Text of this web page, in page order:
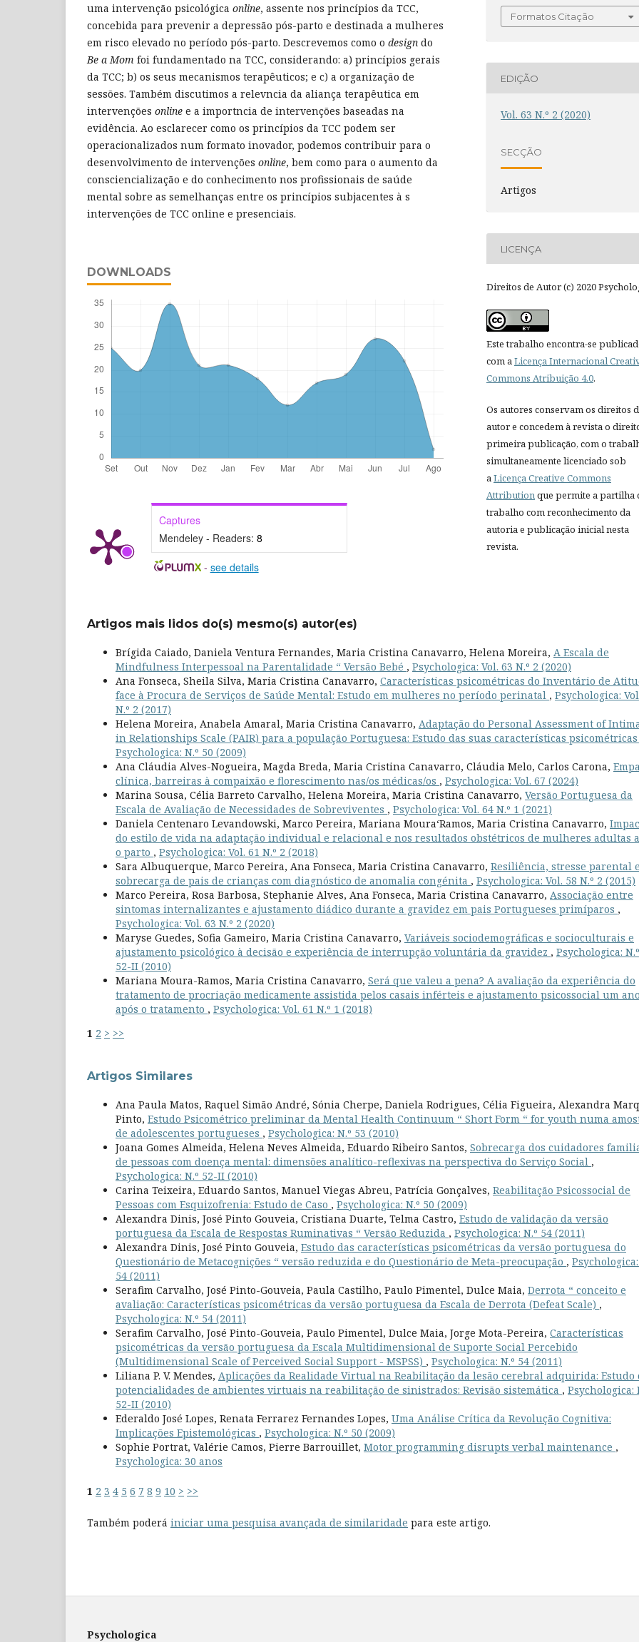
uma intervenção psicológica online, assente nos princípios da TCC,
concebida para prevenir a depressão pós-parto e destinada a mulheres
em risco elevado no período pós-parto. Descrevemos como o design do
Be a Mom foi fundamentado na TCC, considerando: a) princípios gerais
da TCC; b) os seus mecanismos terapêuticos; e c) a organização de
sessões. Também discutimos a relevncia da aliança terapêutica em
intervenções online e a importncia de intervenções baseadas na
evidência. Ao esclarecer como os princípios da TCC podem ser
operacionalizados num formato inovador, podemos contribuir para o
desenvolvimento de intervenções online, bem como para o aumento da
consciencialização e do conhecimento nos profissionais de saúde
mental sobre as semelhanças entre os princípios subjacentes à s
intervenções de TCC online e presenciais.
DOWNLOADS
Captures
Mendeley - Readers: 8
- see details
Formatos Citação
EDIÇÃO
Vol. 63 N.º 2 (2020)
SECÇÃO
Artigos
LICENÇA
Direitos de Autor (c) 2020
Este trabalho encontra-se
com aLicença Internacional
Commons Atribuição 4.0.
Os autores conservam os direitos
autor e concedem à revista o
primeira publicação, com o
simultaneamente licenciado sob
aLicença Creative Commons
Attributionque permite a partilha
trabalho com reconhecimento da
autoria e publicação inicial nesta
revista.
Artigos mais lidos do(s) mesmo(s) autor(es)
Brígida Caiado, Daniela Ventura Fernandes, Maria Cristina Canavarro, Helena Moreira, A Escala de
Mindfulness Interpessoal na Parentalidade “ Versão Bebé , Psychologica: Vol. 63 N.º 2 (2020)
Ana Fonseca, Sheila Silva, Maria Cristina Canavarro, Características psicométricas do Inventário de
face à Procura de Serviços de Saúde Mental: Estudo em mulheres no período perinatal , Psychologica:
N.º 2 (2017)
Helena Moreira, Anabela Amaral, Maria Cristina Canavarro, Adaptação do Personal Assessment of
in Relationships Scale (PAIR) para a população Portuguesa: Estudo das suas características psicométricas
Psychologica: N.º 50 (2009)
Ana Cláudia Alves-Nogueira, Magda Breda, Maria Cristina Canavarro, Cláudia Melo, Carlos Carona,
clínica, barreiras à compaixão e florescimento nas/os médicas/os , Psychologica: Vol. 67 (2024)
Marina Sousa, Célia Barreto Carvalho, Helena Moreira, Maria Cristina Canavarro, Versão Portuguesa da
Escala de Avaliação de Necessidades de Sobreviventes , Psychologica: Vol. 64 N.º 1 (2021)
Daniela Centenaro Levandowski, Marco Pereira, Mariana Moura­‘Ramos, Maria Cristina Canavarro,
do estilo de vida na adaptação individual e relacional e nos resultados obstétricos de mulheres adultas
o parto , Psychologica: Vol. 61 N.º 2 (2018)
Sara Albuquerque, Marco Pereira, Ana Fonseca, Maria Cristina Canavarro, Resiliência, stresse parental e
sobrecarga de pais de crianças com diagnóstico de anomalia congénita , Psychologica: Vol. 58 N.º 2 (2015)
Marco Pereira, Rosa Barbosa, Stephanie Alves, Ana Fonseca, Maria Cristina Canavarro, Associação entre
sintomas internalizantes e ajustamento diádico durante a gravidez em pais Portugueses primíparos ,
Psychologica: Vol. 63 N.º 2 (2020)
Maryse Guedes, Sofia Gameiro, Maria Cristina Canavarro, Variáveis sociodemográficas e socioculturais e
ajustamento psicológico à decisão e experiência de interrupção voluntária da gravidez , Psychologica: N.º
52-II (2010)
Mariana Moura-Ramos, Maria Cristina Canavarro, Será que valeu a pena? A avaliação da experiência do
tratamento de procriação medicamente assistida pelos casais inférteis e ajustamento psicossocial um ano
após o tratamento , Psychologica: Vol. 61 N.º 1 (2018)
1 2 > >>
Artigos Similares
Ana Paula Matos, Raquel Simão André, Sónia Cherpe, Daniela Rodrigues, Célia Figueira, Alexandra
Pinto, Estudo Psicométrico preliminar da Mental Health Continuum “ Short Form “ for youth numa
de adolescentes portugueses , Psychologica: N.º 53 (2010)
Joana Gomes Almeida, Helena Neves Almeida, Eduardo Ribeiro Santos, Sobrecarga dos cuidadores
de pessoas com doença mental: dimensões analítico-reflexivas na perspectiva do Serviço Social ,
Psychologica: N.º 52-II (2010)
Carina Teixeira, Eduardo Santos, Manuel Viegas Abreu, Patrícia Gonçalves, Reabilitação Psicossocial de
Pessoas com Esquizofrenia: Estudo de Caso , Psychologica: N.º 50 (2009)
Alexandra Dinis, José Pinto Gouveia, Cristiana Duarte, Telma Castro, Estudo de validação da versão
portuguesa da Escala de Respostas Ruminativas “ Versão Reduzida , Psychologica: N.º 54 (2011)
Alexandra Dinis, José Pinto Gouveia, Estudo das características psicométricas da versão portuguesa do
Questionário de Metacognições “ versão reduzida e do Questionário de Meta-preocupação , Psychologica:
54 (2011)
Serafim Carvalho, José Pinto-Gouveia, Paula Castilho, Paulo Pimentel, Dulce Maia, Derrota “ conceito e
avaliação: Características psicométricas da versão portuguesa da Escala de Derrota (Defeat Scale) ,
Psychologica: N.º 54 (2011)
Serafim Carvalho, José Pinto-Gouveia, Paulo Pimentel, Dulce Maia, Jorge Mota-Pereira, Características
psicométricas da versão portuguesa da Escala Multidimensional de Suporte Social Percebido
(Multidimensional Scale of Perceived Social Support - MSPSS) , Psychologica: N.º 54 (2011)
Liliana P. V. Mendes, Aplicações da Realidade Virtual na Reabilitação da lesão cerebral adquirida: Estudo
potencialidades de ambientes virtuais na reabilitação de sinistrados: Revisão sistemática , Psychologica:
52-II (2010)
Ederaldo José Lopes, Renata Ferrarez Fernandes Lopes, Uma Análise Crítica da Revolução Cognitiva:
Implicações Epistemológicas , Psychologica: N.º 50 (2009)
Sophie Portrat, Valérie Camos, Pierre Barrouillet, Motor programming disrupts verbal maintenance ,
Psychologica: 30 anos
1 2 3 4 5 6 7 8 9 10 > >>
Também poderá iniciar uma pesquisa avançada de similaridade para este artigo.
Psychologica